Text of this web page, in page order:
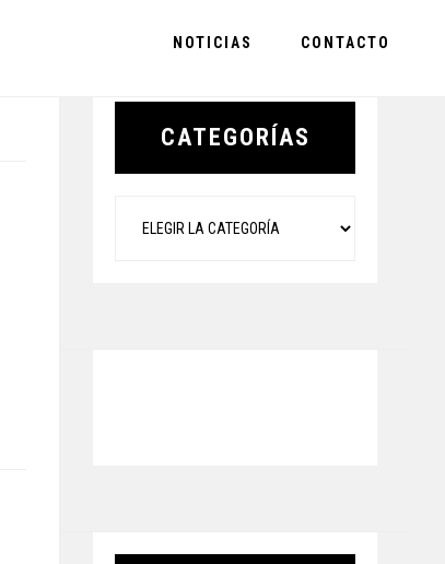
NOTICIAS CONTACTO
Primary
CATEGORÍAS